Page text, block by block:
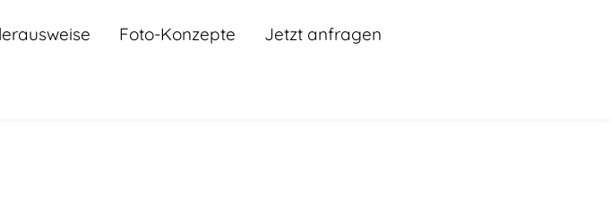
Foto-Konzepte Jetzt anfragen